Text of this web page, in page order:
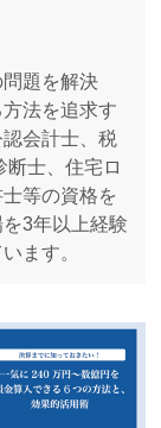
題を解決
法を追求す
会計士、税
士、住宅ロ
等の資格を
3年以上経験
ます。